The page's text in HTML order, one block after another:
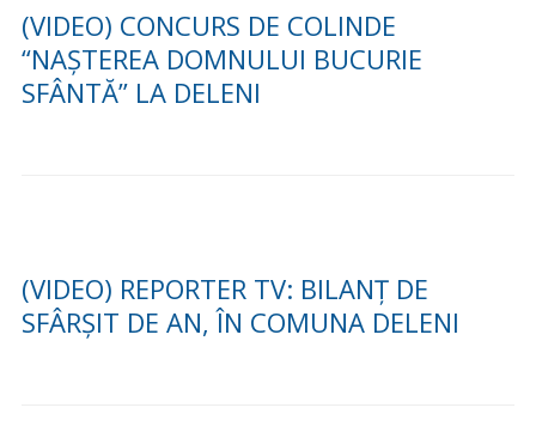
(VIDEO) CONCURS DE COLINDE
“NAȘTEREA DOMNULUI BUCURIE
SFÂNTĂ” LA DELENI
(VIDEO) REPORTER TV: BILANȚ DE
SFÂRȘIT DE AN, ÎN COMUNA DELENI